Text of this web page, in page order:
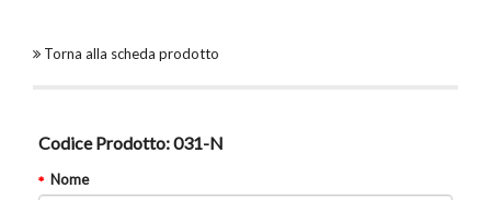
Torna alla scheda prodotto
Codice Prodotto:031-N
Nome